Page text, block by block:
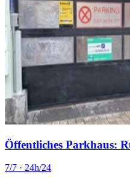
Öffentliches Parkhaus:
7/7 · 24h/24